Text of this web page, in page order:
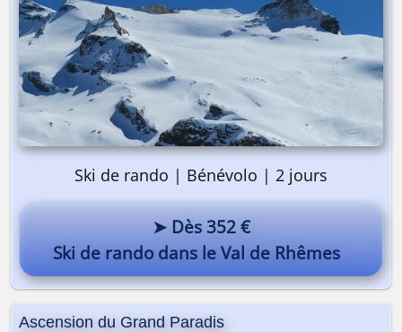
Ski de rando | Bénévolo | 2 jours
➤ Dès 352 €
Ski de rando dans le Val de Rhêmes
Ascension du Grand Paradis